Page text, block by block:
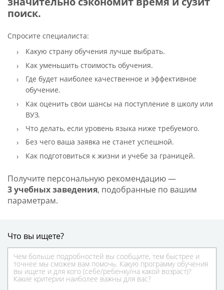
поиск.
Спросите специалиста:
Какую страну обучения лучше выбрать.
Как уменьшить стоимость обучения.
Где будет наиболее качественное и эффективное
обучение.
Как оценить свои шансы на поступление в школу или
ВУЗ.
Что делать, если уровень языка ниже требуемого.
Без чего ваша заявка не станет успешной.
Как подготовиться к жизни и учебе за границей.
Получите персональную рекомендацию —
3 учебных заведения, подобранные по вашим
параметрам.
Что вы ищете?